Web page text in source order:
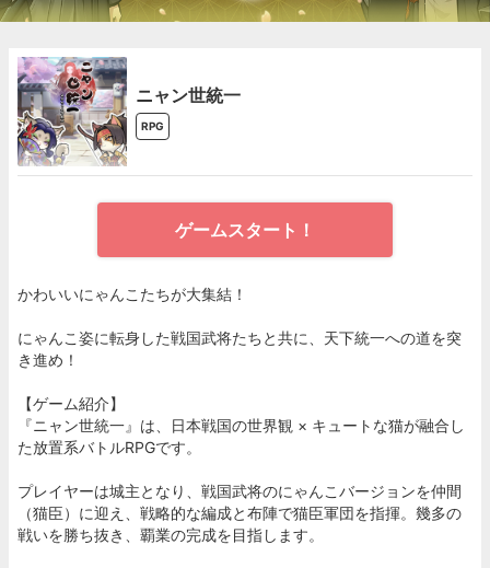
ニャン世統一
RPG
ゲームスタート！
かわいいにゃんこたちが大集結！
にゃんこ姿に転身した戦国武将たちと共に、天下統一への道を突
き進め！
【ゲーム紹介】
『ニャン世統一』は、日本戦国の世界観 × キュートな猫が融合し
た放置系バトルRPGです。
プレイヤーは城主となり、戦国武将のにゃんこバージョンを仲間
（猫臣）に迎え、戦略的な編成と布陣で猫臣軍団を指揮。幾多の
戦いを勝ち抜き、覇業の完成を目指します。